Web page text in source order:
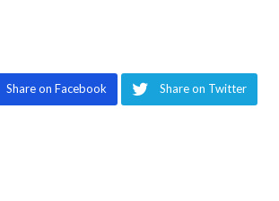
Share on Facebook Share on Twitter